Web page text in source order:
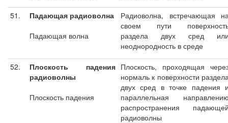
51.
Падающая радиоволна
Падающая волна
Радиоволна, встречающая
своем пути
раздела двух сред
неоднородность в среде
52.
Плоскость падения
радиоволны
Плоскость падения
Плоскость, проходящая
нормаль к поверхности
двух сред в точке падения
параллельная
распространения
радиоволны